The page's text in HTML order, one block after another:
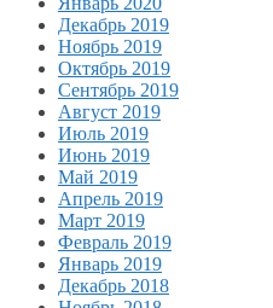
Декабрь 2019
Ноябрь 2019
Октябрь 2019
Сентябрь 2019
Август 2019
Июль 2019
Июнь 2019
Май 2019
Апрель 2019
Март 2019
Февраль 2019
Январь 2019
Декабрь 2018